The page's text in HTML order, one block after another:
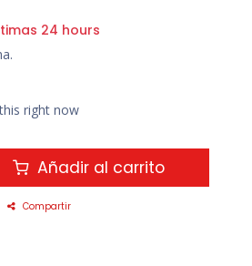
24 hours
right now
Añadir al carrito
Compartir